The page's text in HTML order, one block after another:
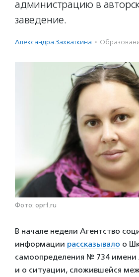
администрацию в
заведение.
Александра Захваткина ·
Фото: oprf.ru
В начале недели Агентство
информации рассказывало о
самоопределения № 734 имени
и о ситуации, сложившейся